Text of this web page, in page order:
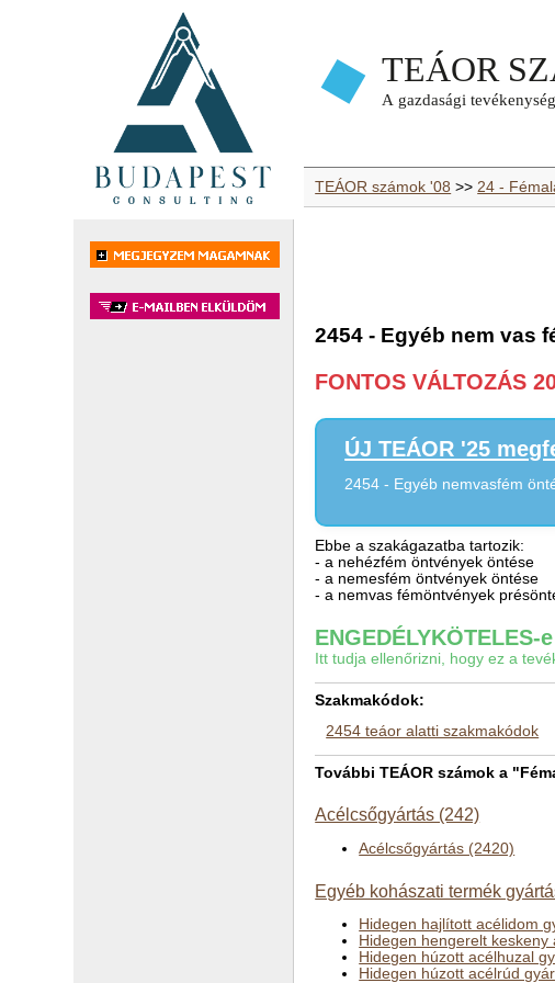
TEÁOR számok '08 >>24 -
2454 - Egyéb nem vas
FONTOS VÁLTOZÁS
ÚJ TEÁOR '25
2454 - Egyéb nemvasfém
Ebbe a szakágazatba tartozik:
- a nehézfém öntvények öntése
- a nemesfém öntvények öntése
- a nemvas fémöntvények
ENGEDÉLYKÖTELES-
Itt tudja ellenőrizni, hogy ez a
Szakmakódok:
2454 teáor alatti szakmakódok
További TEÁOR számok a
Acélcsőgyártás (242)
Acélcsőgyártás (2420)
Egyéb kohászati termék
Hidegen hajlított acélidom
Hidegen hengerelt
Hidegen húzott acélhuzal
Hidegen húzott acélrúd